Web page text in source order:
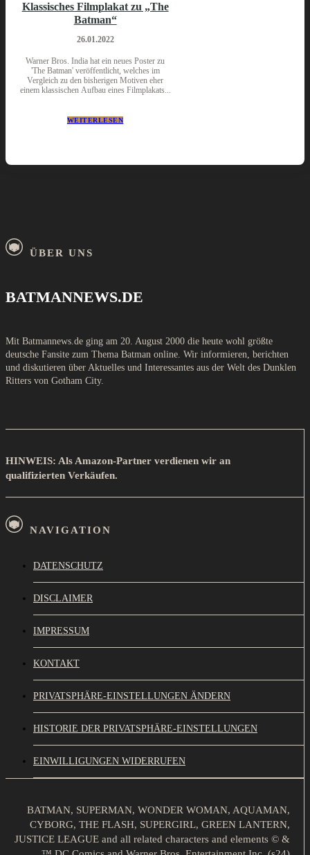
Klassisches Filmplakat zu „The
Batman“
26.01.2022
Warner Bros. India hat ein neues Poster zu
'The Batman' veröffentlicht, welches im
Vergleich zu den bisherigen Motiven eher
einem klassischen Aufbau eines Filmplakats...
WEITERLESEN
ÜBER UNS
BATMANNEWS.DE
Mit Batmannews.de ging am 20. August 2000 die heute wohl größte
deutsche Fansite zum Thema Batman online. Wir informieren, berichten
und diskutieren über Aktuelles und Interessantes aus der Welt des Dunklen
Ritters von Gotham City.
HINWEIS: Als Amazon-Partner verdienen wir an
qualifizierten Verkäufen.
NAVIGATION
DATENSCHUTZ
DISCLAIMER
IMPRESSUM
KONTAKT
PRIVATSPHÄRE-EINSTELLUNGEN ÄNDERN
HISTORIE DER PRIVATSPHÄRE-EINSTELLUNGEN
EINWILLIGUNGEN WIDERRUFEN
BATMAN, SUPERMAN, WONDER WOMAN, AQUAMAN,
CYBORG, THE FLASH, SUPERGIRL, GREEN LANTERN,
JUSTICE LEAGUE and all related characters and elements © &